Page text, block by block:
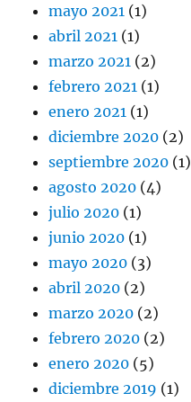
mayo 2021 (1)
abril 2021 (1)
marzo 2021 (2)
febrero 2021 (1)
enero 2021 (1)
diciembre 2020 (2)
septiembre 2020 (1)
agosto 2020 (4)
julio 2020 (1)
junio 2020 (1)
mayo 2020 (3)
abril 2020 (2)
marzo 2020 (2)
febrero 2020 (2)
enero 2020 (5)
diciembre 2019 (1)